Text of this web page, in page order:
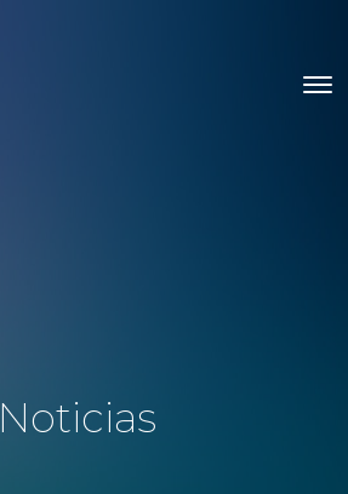
Noticias